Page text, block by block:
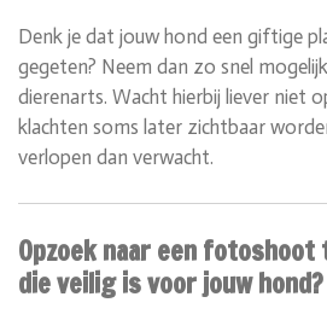
Denk je dat jouw hond een giftige
gegeten? Neem dan zo snel
dierenarts. Wacht hierbij liever niet
klachten soms later zichtbaar
verlopen dan verwacht.
Opzoek naar een fotoshoot
die veilig is voor jouw hond?